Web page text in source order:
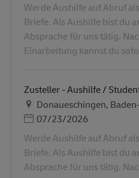
Werde Aushilfe auf Abruf
Briefe. Als Aushilfe bist du
Absprache für uns tätig.
Einarbeitung kannst du
Zusteller - Aushilfe /
Ubicación
Donaueschingen,
Posted Date
07/23/2026
Werde Aushilfe auf Abruf
Briefe. Als Aushilfe bist du
Absprache für uns tätig.